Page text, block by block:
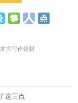
掘写作题材
这三点